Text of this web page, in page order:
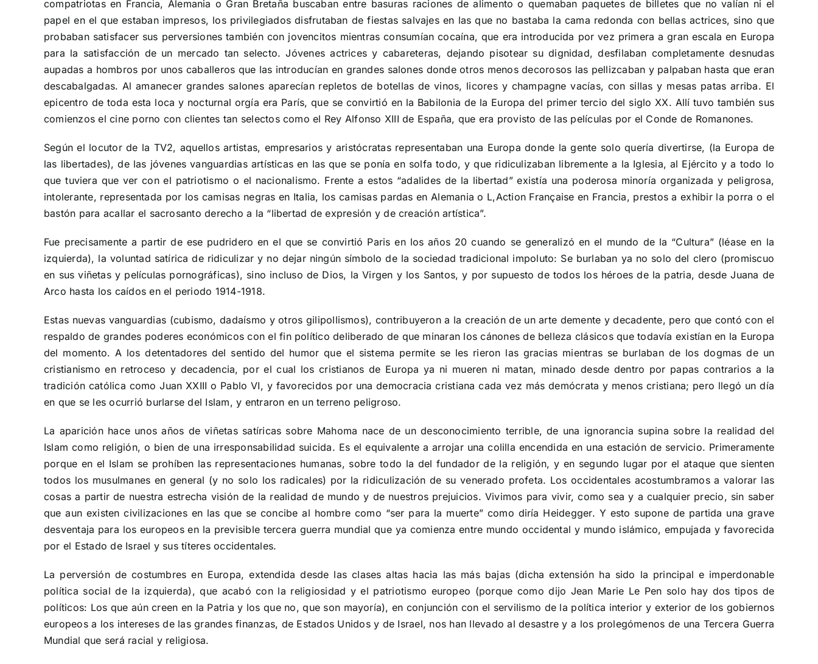
compatriotas en Francia, Alemania o Gran Bretaña buscaban entre basuras raciones de alimento o quemaban paquetes de billetes que no valían ni el
papel en el que estaban impresos, los privilegiados disfrutaban de fiestas salvajes en las que no bastaba la cama redonda con bellas actrices, sino que
probaban satisfacer sus perversiones también con jovencitos mientras consumían cocaína, que era introducida por vez primera a gran escala en Europa
para la satisfacción de un mercado tan selecto. Jóvenes actrices y cabareteras, dejando pisotear su dignidad, desfilaban completamente desnudas
aupadas a hombros por unos caballeros que las introducían en grandes salones donde otros menos decorosos las pellizcaban y palpaban hasta que eran
descabalgadas. Al amanecer grandes salones aparecían repletos de botellas de vinos, licores y champagne vacías, con sillas y mesas patas arriba. El
epicentro de toda esta loca y nocturnal orgía era París, que se convirtió en la Babilonia de la Europa del primer tercio del siglo XX. Allí tuvo también sus
comienzos el cine porno con clientes tan selectos como el Rey Alfonso XIII de España, que era provisto de las películas por el Conde de Romanones.
Según el locutor de la TV2, aquellos artistas, empresarios y aristócratas representaban una Europa donde la gente solo quería divertirse, (la Europa de
las libertades), de las jóvenes vanguardias artísticas en las que se ponía en solfa todo, y que ridiculizaban libremente a la Iglesia, al Ejército y a todo lo
que tuviera que ver con el patriotismo o el nacionalismo. Frente a estos “adalides de la libertad” existía una poderosa minoría organizada y peligrosa,
intolerante, representada por los camisas negras en Italia, los camisas pardas en Alemania o L,Action Française en Francia, prestos a exhibir la porra o el
bastón para acallar el sacrosanto derecho a la “libertad de expresión y de creación artística”.
Fue precisamente a partir de ese pudridero en el que se convirtió Paris en los años 20 cuando se generalizó en el mundo de la “Cultura” (léase en la
izquierda), la voluntad satírica de ridiculizar y no dejar ningún símbolo de la sociedad tradicional impoluto: Se burlaban ya no solo del clero (promiscuo
en sus viñetas y películas pornográficas), sino incluso de Dios, la Virgen y los Santos, y por supuesto de todos los héroes de la patria, desde Juana de
Arco hasta los caídos en el periodo 1914-1918.
Estas nuevas vanguardias (cubismo, dadaísmo y otros gilipollismos), contribuyeron a la creación de un arte demente y decadente, pero que contó con el
respaldo de grandes poderes económicos con el fin político deliberado de que minaran los cánones de belleza clásicos que todavía existían en la Europa
del momento. A los detentadores del sentido del humor que el sistema permite se les rieron las gracias mientras se burlaban de los dogmas de un
cristianismo en retroceso y decadencia, por el cual los cristianos de Europa ya ni mueren ni matan, minado desde dentro por papas contrarios a la
tradición católica como Juan XXIII o Pablo VI, y favorecidos por una democracia cristiana cada vez más demócrata y menos cristiana; pero llegó un día
en que se les ocurrió burlarse del Islam, y entraron en un terreno peligroso.
La aparición hace unos años de viñetas satíricas sobre Mahoma nace de un desconocimiento terrible, de una ignorancia supina sobre la realidad del
Islam como religión, o bien de una irresponsabilidad suicida. Es el equivalente a arrojar una colilla encendida en una estación de servicio. Primeramente
porque en el Islam se prohíben las representaciones humanas, sobre todo la del fundador de la religión, y en segundo lugar por el ataque que sienten
todos los musulmanes en general (y no solo los radicales) por la ridiculización de su venerado profeta. Los occidentales acostumbramos a valorar las
cosas a partir de nuestra estrecha visión de la realidad de mundo y de nuestros prejuicios. Vivimos para vivir, como sea y a cualquier precio, sin saber
que aun existen civilizaciones en las que se concibe al hombre como “ser para la muerte” como diría Heidegger. Y esto supone de partida una grave
desventaja para los europeos en la previsible tercera guerra mundial que ya comienza entre mundo occidental y mundo islámico, empujada y favorecida
por el Estado de Israel y sus títeres occidentales.
La perversión de costumbres en Europa, extendida desde las clases altas hacia las más bajas (dicha extensión ha sido la principal e imperdonable
política social de la izquierda), que acabó con la religiosidad y el patriotismo europeo (porque como dijo Jean Marie Le Pen solo hay dos tipos de
políticos: Los que aún creen en la Patria y los que no, que son mayoría), en conjunción con el servilismo de la política interior y exterior de los gobiernos
europeos a los intereses de las grandes finanzas, de Estados Unidos y de Israel, nos han llevado al desastre y a los prolegómenos de una Tercera Guerra
Mundial que será racial y religiosa.